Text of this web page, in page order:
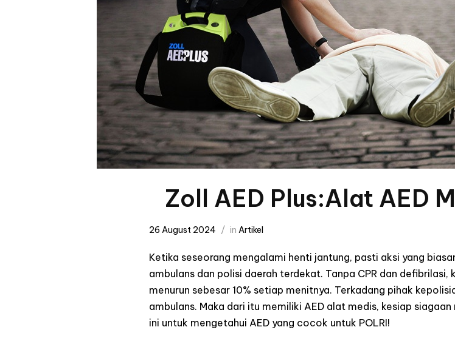
Zoll AED Plus:Alat AED
26 August 2024 inArtikel
Ketika seseorang mengalami henti jantung, pasti aksi yang
ambulans dan polisi daerah terdekat. Tanpa CPR dan
menurun sebesar 10% setiap menitnya. Terkadang pihak
ambulans. Maka dari itu memiliki AED alat medis, kesiap
ini untuk mengetahui AED yang cocok untuk POLRI!